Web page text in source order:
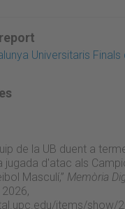
Universitaris Finals
de la UB duent a
jugada d'atac als
Masculí,” Memòria
items/show/